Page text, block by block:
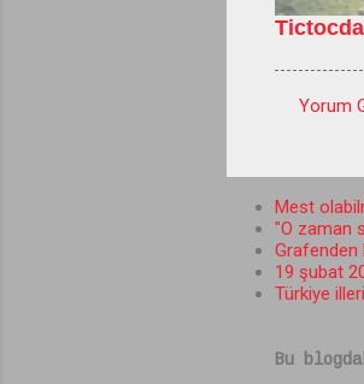
r
u
m
l
r
Yorum
Mest
"O zaman
Grafenden
19 şubat
Türkiye
Bu